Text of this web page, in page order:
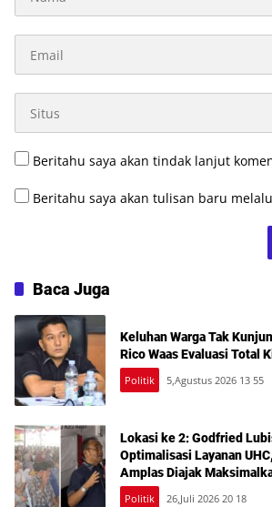
Beritahu saya akan tindak lanjut
Beritahu saya akan tulisan baru
Baca Juga
Keluhan Warga Tak
Rico Waas Evaluasi Total
Politik 5,Agustus 2026 13 55
Lokasi ke 2: Godfried
Optimalisasi Layanan
Amplas Diajak
Bermodal KTP
Politik 26,Juli 2026 20 18